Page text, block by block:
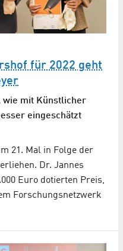
für 2022 geht
wie mit Künstlicher
eingeschätzt
21. Mal in Folge der
Dr. Jannes
Euro dotierten Preis,
Forschungsnetzwerk